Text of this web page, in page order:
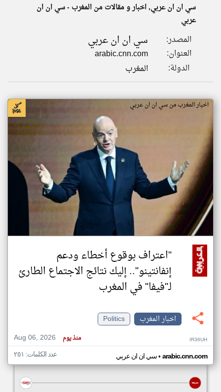
مصادر الأخبار من المغرب
سي ان ان عربي, اخبار و مقالات من المغرب - سي ان ان
عربي
المصدر: سي ان ان عربي
العنوان:
arabic.cnn.com
الدولة:
المغرب
اخبار المغرب من سي ان ان عربي
"اعتراف بوقوع أخطاء ودعم
إنفانتينو".. إليك نتائج الاجتماع الطارئ
لـ"فيفا" في المغرب
اخبار المغرب
Politics
Aug 06, 2026
منذ يوم IR36UH
سي ان ان عربي• arabic.cnn.com عدد الكلمات: ٢٥١
klyoum.com